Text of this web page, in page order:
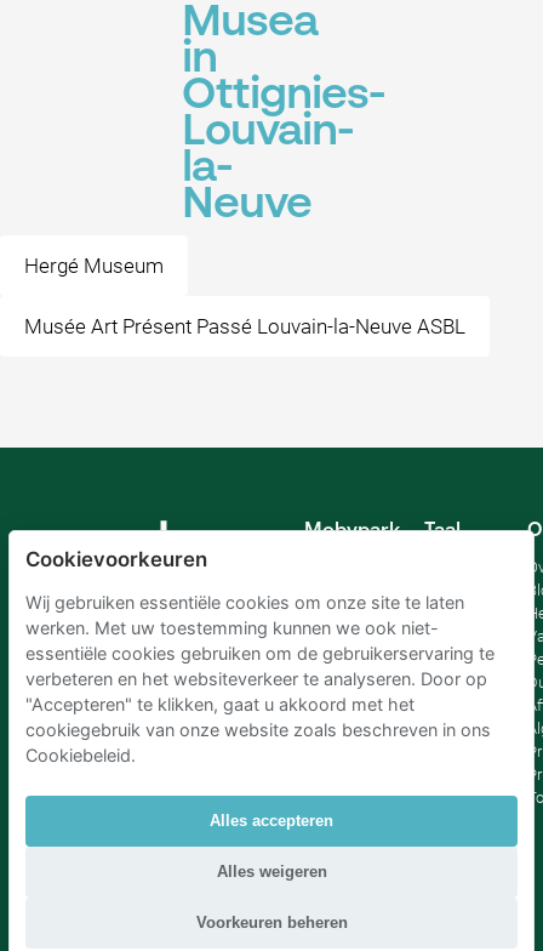
Musea
in
Ottignies-
Louvain-
la-
Neuve
Hergé Museum
Musée Art Présent Passé Louvain-la-Neuve ASBL
Mobypark
Taal
Spaans
Frankrijk
Italiaans
Nederlands
Parkeren Amsterdam
Parkeren Den Haag|Parkeren Rotterdam
Cookievoorkeuren
Wij gebruiken essentiële cookies om onze site te laten
werken. Met uw toestemming kunnen we ook niet-
essentiële cookies gebruiken om de gebruikerservaring te
verbeteren en het websiteverkeer te analyseren. Door op
"Accepteren" te klikken, gaat u akkoord met het
cookiegebruik van onze website zoals beschreven in ons
Cookiebeleid.
Alles accepteren
Alles weigeren
Voorkeuren beheren